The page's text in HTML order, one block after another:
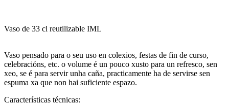
Vaso de 33 cl reutilizable IML
Vaso pensado para o seu uso en colexios, festas de fin de curso,
celebracións, etc. o volume é un pouco xusto para un refresco, sen
xeo, se é para servir unha caña, practicamente ha de servirse sen
espuma xa que non hai suficiente espazo.
Características técnicas: